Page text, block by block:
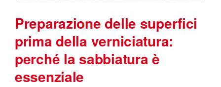
Preparazione delle superfici
prima della verniciatura:
perché la sabbiatura è
essenziale